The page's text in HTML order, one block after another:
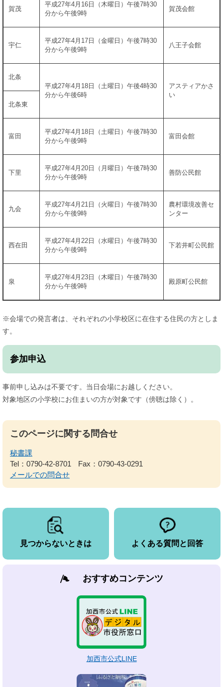
賀茂
平成27年4月16日（木曜日）午後7時30
分から午後9時
賀茂会館
宇仁
平成27年4月17日（金曜日）午後7時30
分から午後9時
八王子会館
北条
平成27年4月18日（土曜日）午後4時30
分から午後6時
アスティアかさ
い
北条東
富田
平成27年4月18日（土曜日）午後7時30
分から午後9時
富田会館
下里
平成27年4月20日（月曜日）午後7時30
分から午後9時
善防公民館
九会
平成27年4月21日（火曜日）午後7時30
分から午後9時
農村環境改善セ
ンター
西在田
平成27年4月22日（水曜日）午後7時30
分から午後9時
下若井町公民館
泉
平成27年4月23日（木曜日）午後7時30
分から午後9時
殿原町公民館
※会場での発言者は、それぞれの小学校区に在住する住民の方としま
す。
参加申込
事前申し込みは不要です。当日会場にお越しください。
対象地区の小学校にお住まいの方が対象です（傍聴は除く）。
このページに関する問合せ
秘書課
Tel：0790-42-8701
Fax：0790-43-0291
メールでの問合せ
見つからないときは よくある質問と回答
おすすめコンテンツ
加西市公式LINE